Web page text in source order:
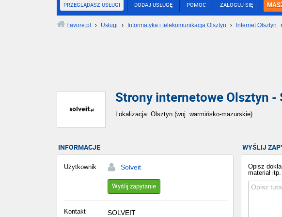
PRZEGLĄDASZ USŁUGI DODAJ USŁUGĘ POMOC ZALOGUJ SIĘ
Favore.pl › Usługi › Informatyka i telekomunikacja Olsztyn › Internet Olsztyn ›
Strony internetowe Olsztyn -
Lokalizacja: Olsztyn (woj. warmińsko-mazurskie)
WYŚLIJ
Opisz
materiał itp.
INFORMACJE
Użytkownik Solveit
Wyślij zapytanie
Kontakt
SOLVEIT